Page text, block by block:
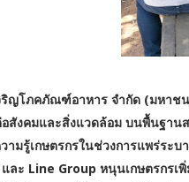
ริญโภคภัณฑ์อาหาร จำกัด (มหาชน
สังคมและสิ่งแวดล้อม บนพื้นฐาน
ามรู้เกษตรกรในช่วงการแพร่ระ
ละ Line Group หนุนเกษตรกรเ